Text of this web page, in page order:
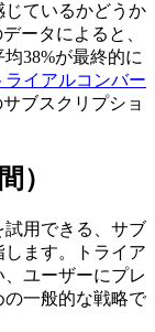
ているかどうか
データによると、
38%が最終的に
ライアルコンバー
ブスクリプショ
）
用できる、サブ
ます。
トライア
ユーザーにプレ
の一般的な戦略で